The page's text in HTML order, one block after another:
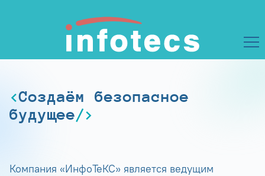
Создаём безопасное
будущее
Компания «ИнфоТеКС» является ведущим